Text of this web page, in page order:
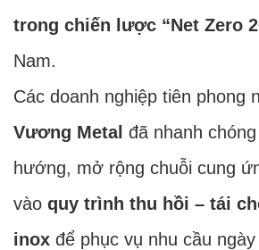
trong chiến lược “Net Zero
Nam.
Các doanh nghiệp tiên phong
Vương Metal đã nhanh
hướng, mở rộng chuỗi cung
vào quy trình thu hồi – tái
inox để phục vụ nhu cầu